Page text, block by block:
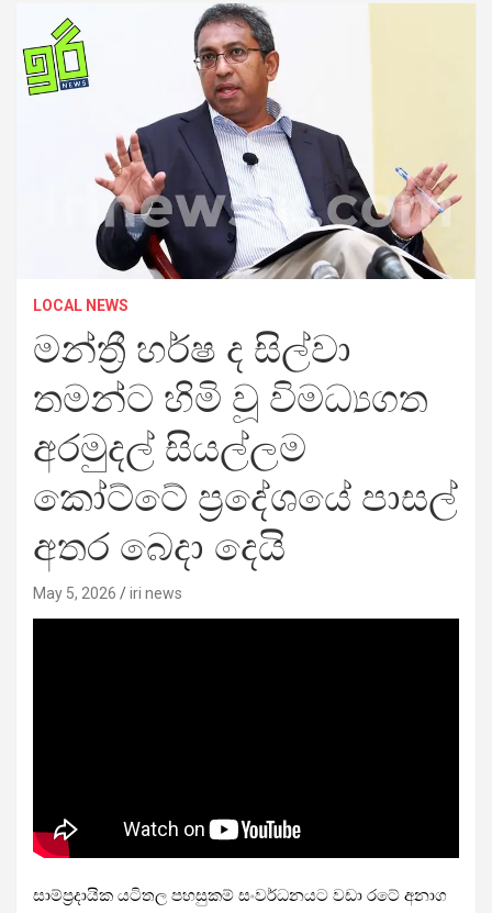
LOCAL NEWS
මන්ත්‍රී හර්ෂ ද සිල්වා
තමන්ට හිමි වූ විමධ්‍යගත
අරමුදල් සියල්ලම
කෝට්ටේ ප්‍රදේශයේ පාසල්
අතර බෙදා දෙයි
May 5, 2026 iri news
සාම්ප්‍රදායික යටිතල පහසුකම් සංවර්ධනයට වඩා රටේ අනාග